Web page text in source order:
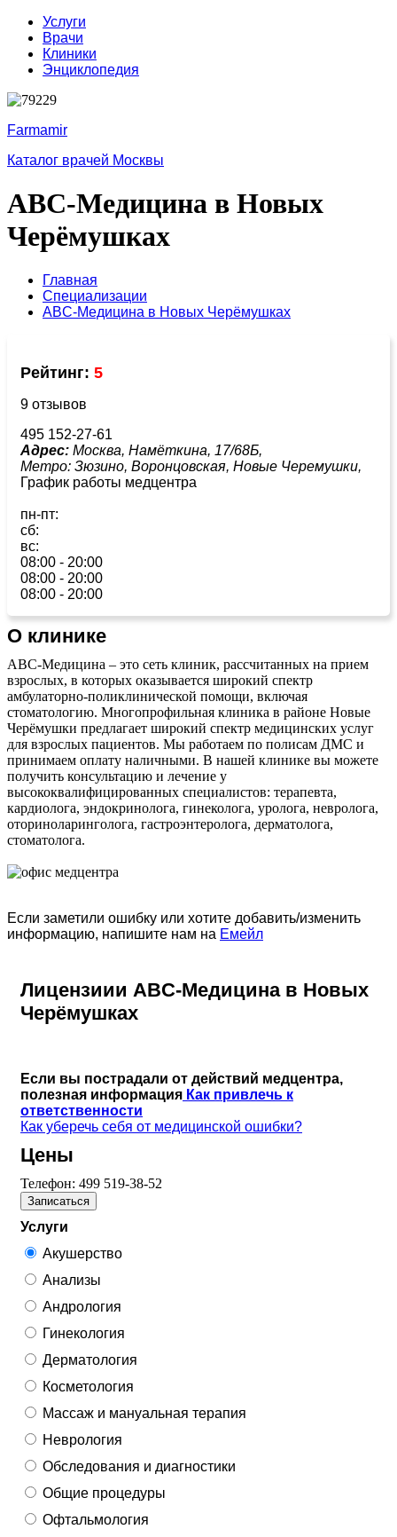
Услуги
Врачи
Клиники
Энциклопедия
Farmamir
Каталог врачей Москвы
ABC-Медицина в Новых
Черёмушках
Главная
Специализации
ABC-Медицина в Новых Черёмушках
Рейтинг: 5
9 отзывов
495 152-27-61
Адрес: Москва, Намёткина, 17/68Б,
Метро: Зюзино, Воронцовская, Новые Черемушки,
График работы медцентра
пн-пт:
сб:
вс:
08:00 - 20:00
08:00 - 20:00
08:00 - 20:00
О клинике
АВС-Медицина – это сеть клиник, рассчитанных на прием
взрослых, в которых оказывается широкий спектр
амбулаторно-поликлинической помощи, включая
стоматологию. Многопрофильная клиника в районе Новые
Черёмушки предлагает широкий спектр медицинских услуг
для взрослых пациентов. Мы работаем по полисам ДМС и
принимаем оплату наличными. В нашей клинике вы можете
получить консультацию и лечение у
высококвалифицированных специалистов: терапевта,
кардиолога, эндокринолога, гинеколога, уролога, невролога,
оториноларинголога, гастроэнтеролога, дерматолога,
стоматолога.
Если заметили ошибку или хотите добавить/изменить
информацию, напишите нам на Емейл
Лицензиии ABC-Медицина в Новых
Черёмушках
Если вы пострадали от действий медцентра,
полезная информация Как привлечь к
ответственности
Как уберечь себя от медицинской ошибки?
Цены
Телефон: 499 519-38-52
Записаться
Услуги
Акушерство
Анализы
Андрология
Гинекология
Дерматология
Косметология
Массаж и мануальная терапия
Неврология
Обследования и диагностики
Общие процедуры
Офтальмология